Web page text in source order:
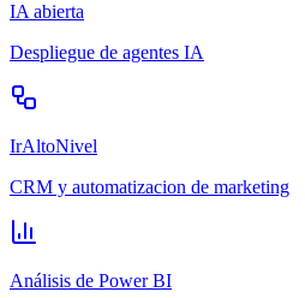
IA abierta
Despliegue de agentes IA
IrAltoNivel
CRM y automatizacion de marketing
Análisis de Power BI